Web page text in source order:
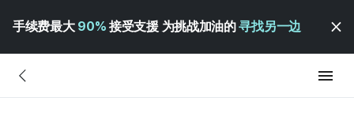
手续费最大 90% 接受支援 为挑战加油的寻找另一边